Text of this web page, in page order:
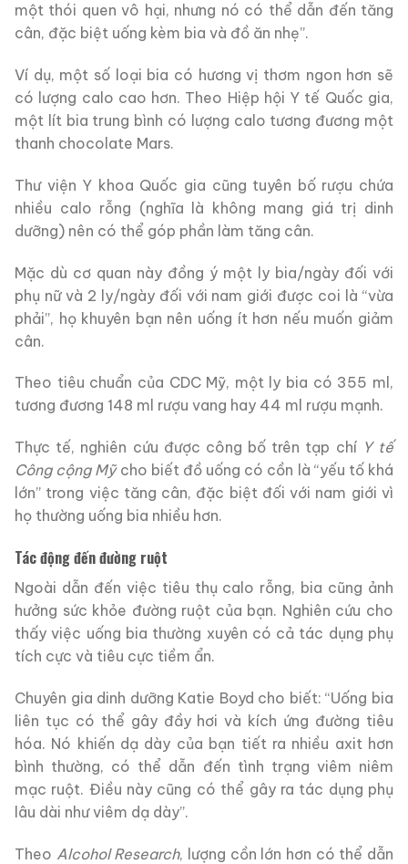
một thói quen vô hại, nhưng nó có thể dẫn đến tăng
cân, đặc biệt uống kèm bia và đồ ăn nhẹ”.
Ví dụ, một số loại bia có hương vị thơm ngon hơn sẽ
có lượng calo cao hơn. Theo Hiệp hội Y tế Quốc gia,
một lít bia trung bình có lượng calo tương đương một
thanh chocolate Mars.
Thư viện Y khoa Quốc gia cũng tuyên bố rượu chứa
nhiều calo rỗng (nghĩa là không mang giá trị dinh
dưỡng) nên có thể góp phần làm tăng cân.
Mặc dù cơ quan này đồng ý một ly bia/ngày đối với
phụ nữ và 2 ly/ngày đối với nam giới được coi là “vừa
phải”, họ khuyên bạn nên uống ít hơn nếu muốn giảm
cân.
Theo tiêu chuẩn của CDC Mỹ, một ly bia có 355 ml,
tương đương 148 ml rượu vang hay 44 ml rượu mạnh.
Thực tế, nghiên cứu được công bố trên tạp chí Y tế
Công cộng Mỹcho biết đồ uống có cồn là “yếu tố khá
lớn” trong việc tăng cân, đặc biệt đối với nam giới vì
họ thường uống bia nhiều hơn.
Tác động đến đường ruột
Ngoài dẫn đến việc tiêu thụ calo rỗng, bia cũng ảnh
hưởng sức khỏe đường ruột của bạn. Nghiên cứu cho
thấy việc uống bia thường xuyên có cả tác dụng phụ
tích cực và tiêu cực tiềm ẩn.
Chuyên gia dinh dưỡng Katie Boyd cho biết: “Uống bia
liên tục có thể gây đầy hơi và kích ứng đường tiêu
hóa. Nó khiến dạ dày của bạn tiết ra nhiều axit hơn
bình thường, có thể dẫn đến tình trạng viêm niêm
mạc ruột. Điều này cũng có thể gây ra tác dụng phụ
lâu dài như viêm dạ dày”.
Theo Alcohol Research, lượng cồn lớn hơn có thể dẫn